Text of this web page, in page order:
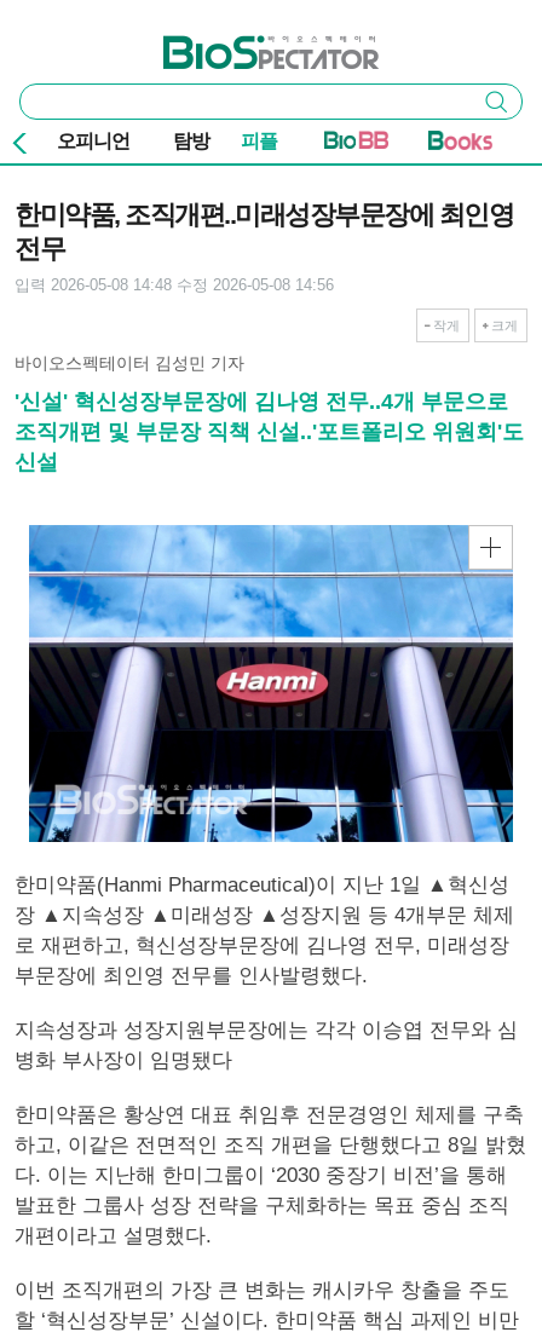
바이오스펙테이터
통
합
검
색
검색
오피니언 탐방 피플
한미약품, 조직개편..미래성장부문장에 최인영
전무
입력 2026-05-08 14:48 수정 2026-05-08 14:56
작게 크게
바이오스펙테이터 김성민 기자
'신설' 혁신성장부문장에 김나영 전무..4개 부문으로
조직개편 및 부문장 직책 신설..'포트폴리오 위원회'도
신설
한미약품(Hanmi Pharmaceutical)이 지난 1일 ▲혁신성
장 ▲지속성장 ▲미래성장 ▲성장지원 등 4개부문 체제
로 재편하고, 혁신성장부문장에 김나영 전무, 미래성장
부문장에 최인영 전무를 인사발령했다.
지속성장과 성장지원부문장에는 각각 이승엽 전무와 심
병화 부사장이 임명됐다
한미약품은 황상연 대표 취임후 전문경영인 체제를 구축
하고, 이같은 전면적인 조직 개편을 단행했다고 8일 밝혔
다. 이는 지난해 한미그룹이 ‘2030 중장기 비전’을 통해
발표한 그룹사 성장 전략을 구체화하는 목표 중심 조직
개편이라고 설명했다.
이번 조직개편의 가장 큰 변화는 캐시카우 창출을 주도
할 ‘혁신성장부문’ 신설이다. 한미약품 핵심 과제인 비만